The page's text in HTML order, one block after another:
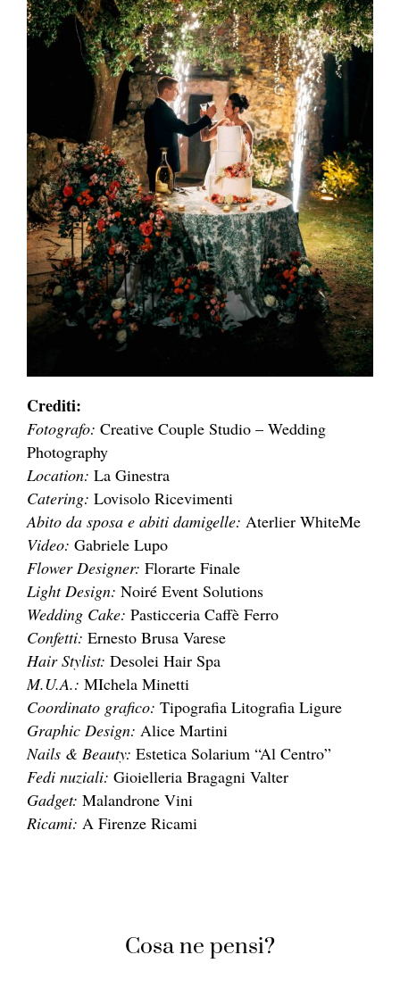
Crediti:
Fotografo: Creative Couple Studio – Wedding
Photography
Location: La Ginestra
Catering: Lovisolo Ricevimenti
Abito da sposa e abiti damigelle: Aterlier WhiteMe
Video: Gabriele Lupo
Flower Designer: Florarte Finale
Light Design: Noiré Event Solutions
Wedding Cake: Pasticceria Caffè Ferro
Confetti: Ernesto Brusa Varese
Hair Stylist: Desolei Hair Spa
M.U.A.: MIchela Minetti
Coordinato grafico: Tipografia Litografia Ligure
Graphic Design: Alice Martini
Nails & Beauty: Estetica Solarium “Al Centro”
Fedi nuziali: Gioielleria Bragagni Valter
Gadget: Malandrone Vini
Ricami: A Firenze Ricami
Cosa ne pensi?